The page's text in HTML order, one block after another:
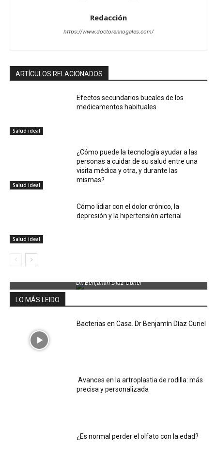
Redacción
https://www.doctorennogales.com/
ARTÍCULOS RELACIONADOS
Salud ideal
Efectos secundarios bucales de los
medicamentos habituales
Salud ideal
¿Cómo puede la tecnología ayudar a las
personas a cuidar de su salud entre una
visita médica y otra, y durante las
mismas?
Salud ideal
Cómo lidiar con el dolor crónico, la
depresión y la hipertensión arterial
Dr. Benjamin Díaz Curiel
LO MÁS LEIDO
Bacterias en Casa. Dr Benjamín Díaz Curiel
Avances en la artroplastia de rodilla: más
precisa y personalizada
¿Es normal perder el olfato con la edad?